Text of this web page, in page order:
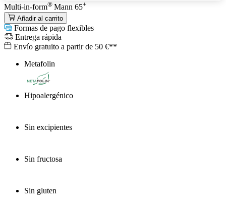
Multi-in-form® Mann 65+
Añadir al carrito
Formas de pago flexibles
Entrega rápida
Envío gratuito a partir de 50 €**
Metafolin
®
Hipoalergénico
Sin excipientes
Sin fructosa
Sin gluten